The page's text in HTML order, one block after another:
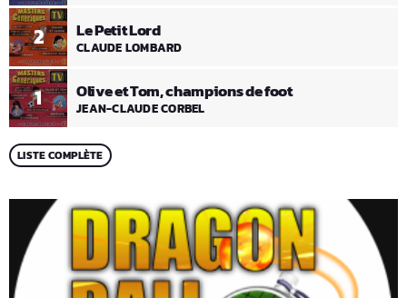
1 Olive et Tom, champions de foot
JEAN-CLAUDE CORBEL
2 Le Petit Lord
CLAUDE LOMBARD
LISTE COMPLÈTE